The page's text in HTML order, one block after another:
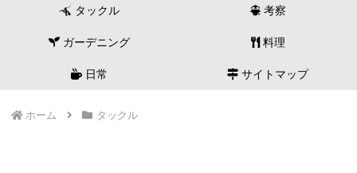
タックル 考察
ガーデニング 料理
日常 サイトマップ
ホーム タックル